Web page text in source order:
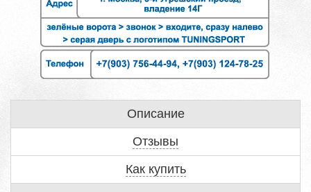
Описание
Отзывы
Как купить